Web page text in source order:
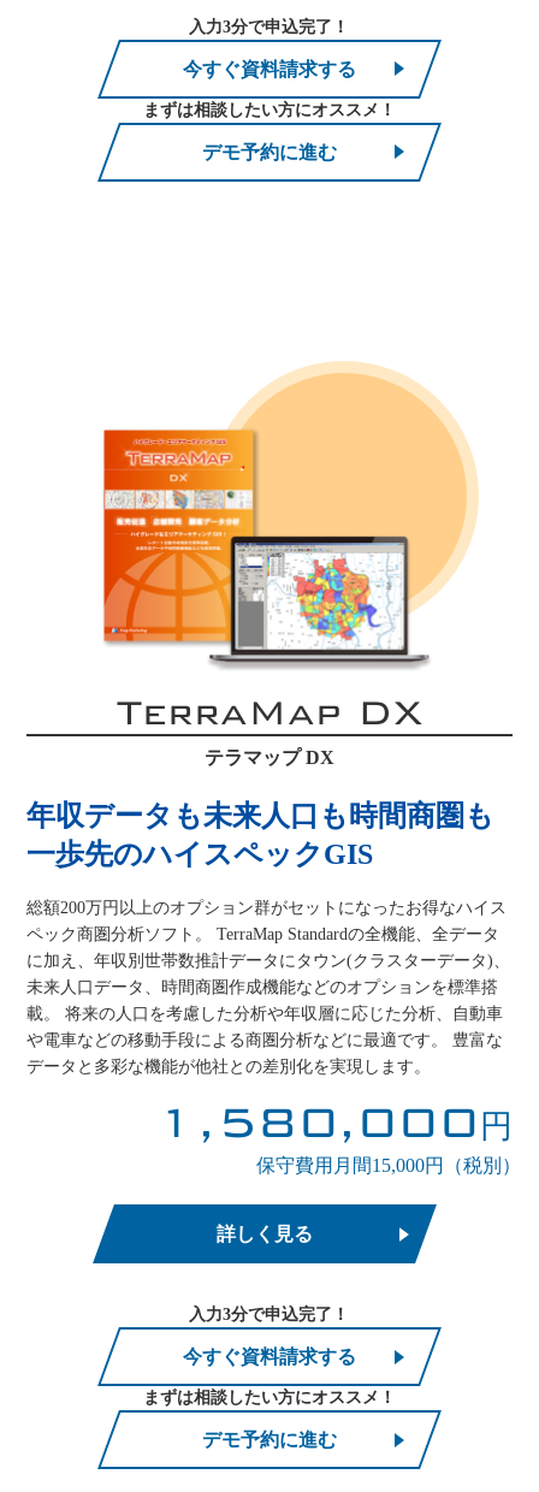
入力3分で申込完了！
今すぐ資料請求する
まずは相談したい方にオススメ！
デモ予約に進む
TerraMap DX
テラマップ DX
年収データも未来人口も時間商圏も
一歩先のハイスペックGIS
総額200万円以上のオプション群がセットになったお得なハイス
ペック商圏分析ソフト。 TerraMap Standardの全機能、全データ
に加え、年収別世帯数推計データにタウン(クラスターデータ)、
未来人口データ、時間商圏作成機能などのオプションを標準搭
載。 将来の人口を考慮した分析や年収層に応じた分析、自動車
や電車などの移動手段による商圏分析などに最適です。 豊富な
データと多彩な機能が他社との差別化を実現します。
1,580,000 円
保守費用月間15,000円（税別）
詳しく見る
入力3分で申込完了！
今すぐ資料請求する
まずは相談したい方にオススメ！
デモ予約に進む